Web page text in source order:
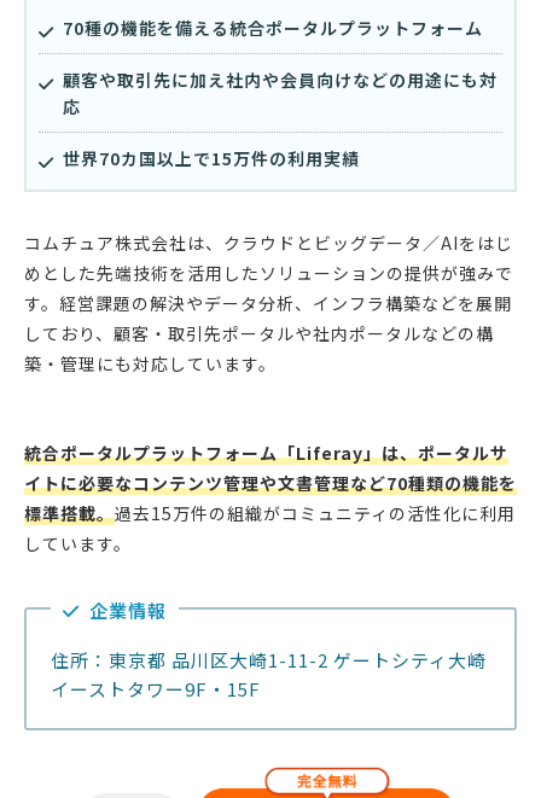
70種の機能を備える統合ポータルプラットフォーム
顧客や取引先に加え社内や会員向けなどの用途にも対
応
世界70カ国以上で15万件の利用実績
コムチュア株式会社は、クラウドとビッグデータ／AIをはじ
めとした先端技術を活用したソリューションの提供が強みで
す。経営課題の解決やデータ分析、インフラ構築などを展開
しており、顧客・取引先ポータルや社内ポータルなどの構
築・管理にも対応しています。
統合ポータルプラットフォーム「Liferay」は、ポータルサ
イトに必要なコンテンツ管理や文書管理など70種類の機能を
標準搭載。過去15万件の組織がコミュニティの活性化に利用
しています。
企業情報
住所：東京都 品川区大崎1-11-2 ゲートシティ大崎
イーストタワー9F・15F